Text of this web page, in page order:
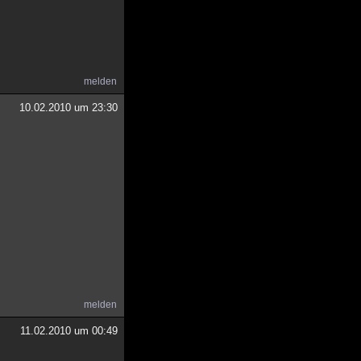
melden
10.02.2010 um 23:30
melden
11.02.2010 um 00:49